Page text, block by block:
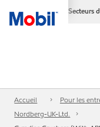
Secteurs
Accueil Pour les
Nordberg-UK-Ltd.